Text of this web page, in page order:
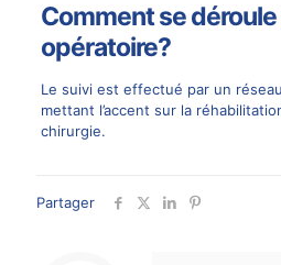
Comment se
opératoire?
Le suivi est effectué par un
mettant l’accent sur la
chirurgie.
Partager